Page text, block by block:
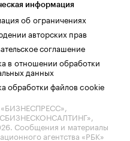
информация
об ограничениях
авторских прав
соглашение
в отношении обработки
данных
обработки файлов cookie
. Сообщения и материалы
агентства «РБК»